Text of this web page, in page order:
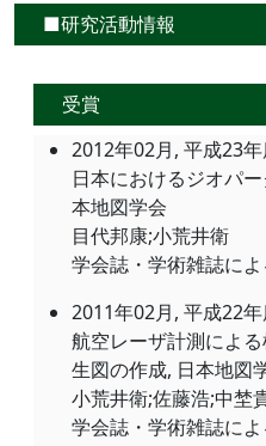
■研究活動情報
受賞
2012年02月, 平成23
日本におけるジオパ
本地図学会
目代邦康;小荒井衛
学会誌・学術雑誌に
2011年02月, 平成22
航空レーザ計測によ
生図の作成, 日本地図
小荒井衛;佐藤浩;中埜
学会誌・学術雑誌に